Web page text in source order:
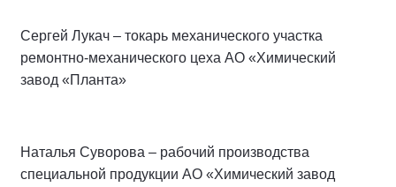
Сергей Лукач – токарь механического участка
ремонтно-механического цеха АО «Химический
завод «Планта»
Наталья Суворова – рабочий производства
специальной продукции АО «Химический завод